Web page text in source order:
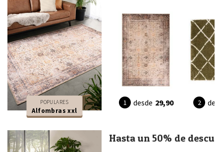
POPULARES
Alfombras xxl
desde 29,90
Hasta un 50% de